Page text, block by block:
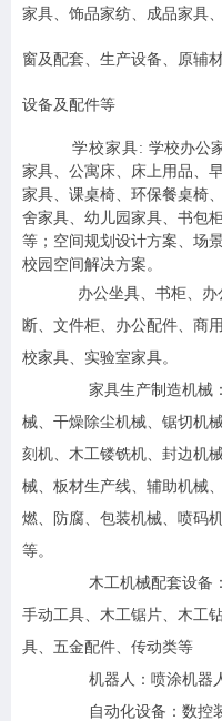
家具、饰品家纺、成品家具
窗及配套、生产设备、原辅
设备及配件等
学校家具: 学校办公
家具、公寓床、床上用品、
家具、课桌椅、环保餐桌椅、
舍家具、幼儿园家具、 书包
等；空间规划设计方案、场
校园空间解决方案。
办公坐具、书柜、
断、文件柜、办公配件、商
校家具、实验室家具。
家具生产制造机械
械、干燥除尘机械、锯切机
刻机、木工镂铣机、封边机
械、板材生产线、辅助机械
燃、防腐、包装机械、喷码
等。
木工机械配套设备
手动工具、木工锯片、木工
具、五金配件、传动类等
机器人：喷涂机器
自动化设备：数控